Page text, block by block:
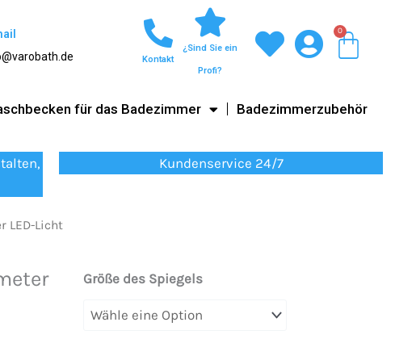
Kontakt
¿Sind Sie ein
Profi?
0
für das Badezimmer Badezimmerzubehör
Kundenservice 24/7
LED-Licht
Größe des Spiegels
Rechteckiger
CAROLA